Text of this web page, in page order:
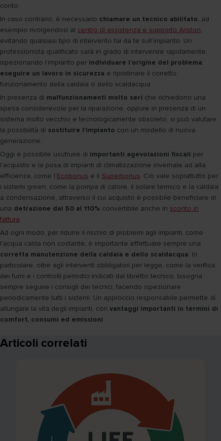
conto.
In caso contrario, è necessario chiamare un tecnico abilitato, ad
esempio rivolgendosi al centro di assistenza e supporto Ariston,
evitando qualsiasi tipo di intervento fai da te sull’impianto. Un
professionista qualificato sarà in grado di intervenire rapidamente,
ispezionando l’impianto per individuare l’origine del problema,
eseguire un lavoro in sicurezza e ripristinare il corretto
funzionamento della caldaia o dello scaldacqua.
In presenza di malfunzionamenti molto seri che richiedono una
spesa considerevole per la riparazione, oppure in presenza di un
sistema molto vecchio e tecnologicamente obsoleto, si può valutare
la possibilità di sostituire l’impianto con un modello di nuova
generazione.
Oggi è possibile usufruire di importanti agevolazioni fiscali per
l’acquisto e la posa di impianti di climatizzazione invernale ad alta
efficienza, come l’Ecobonus e il Superbonus. Ciò vale soprattutto per
i sistemi green, come la pompa di calore, il solare termico e la caldaia
a condensazione, attraverso il cui acquisto è possibile beneficiare di
una detrazione dal 50 al 110% convertibile anche in sconto in
fattura.
Ad ogni modo, per ridurre il rischio di problemi agli impianti, come
l’acqua calda non costante, è importante effettuare sempre una
corretta manutenzione della caldaia e dello scaldacqua. In
particolare, oltre agli interventi obbligatori per legge, come la verifica
dei fumi e i controlli periodici indicati dal libretto tecnico, bisogna
sempre seguire i consigli dei tecnici, facendo ispezionare
periodicamente tutti i sistemi. Un approccio responsabile permette di
allungare la vita degli impianti, con vantaggi importanti in termini di
comfort, consumi ed emissioni.
Articoli correlati